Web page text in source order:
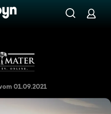
Wald der wilden Ponys
01.09.2021